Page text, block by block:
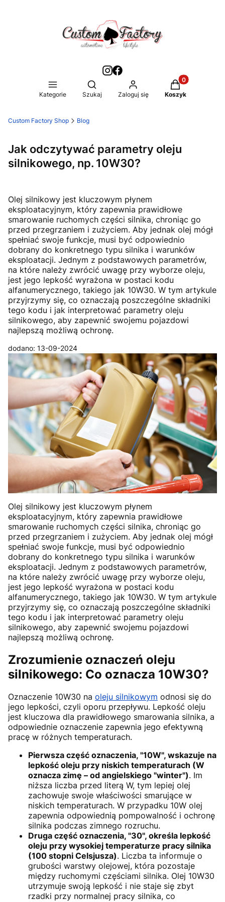
Kategorie
Otwórz wyszukiwarkę
Szukaj Zaloguj się
Produkty w
Koszyk
Custom Factory Shop Blog
Jak odczytywać parametry oleju
silnikowego, np. 10W30?
Olej silnikowy jest kluczowym płynem
eksploatacyjnym, który zapewnia prawidłowe
smarowanie ruchomych części silnika, chroniąc go
przed przegrzaniem i zużyciem. Aby jednak olej mógł
spełniać swoje funkcje, musi być odpowiednio
dobrany do konkretnego typu silnika i warunków
eksploatacji. Jednym z podstawowych parametrów,
na które należy zwrócić uwagę przy wyborze oleju,
jest jego lepkość wyrażona w postaci kodu
alfanumerycznego, takiego jak 10W30. W tym artykule
przyjrzymy się, co oznaczają poszczególne składniki
tego kodu i jak interpretować parametry oleju
silnikowego, aby zapewnić swojemu pojazdowi
najlepszą możliwą ochronę.
dodano: 13-09-2024
Olej silnikowy jest kluczowym płynem
eksploatacyjnym, który zapewnia prawidłowe
smarowanie ruchomych części silnika, chroniąc go
przed przegrzaniem i zużyciem. Aby jednak olej mógł
spełniać swoje funkcje, musi być odpowiednio
dobrany do konkretnego typu silnika i warunków
eksploatacji. Jednym z podstawowych parametrów,
na które należy zwrócić uwagę przy wyborze oleju,
jest jego lepkość wyrażona w postaci kodu
alfanumerycznego, takiego jak 10W30. W tym artykule
przyjrzymy się, co oznaczają poszczególne składniki
tego kodu i jak interpretować parametry oleju
silnikowego, aby zapewnić swojemu pojazdowi
najlepszą możliwą ochronę.
Zrozumienie oznaczeń oleju
silnikowego: Co oznacza 10W30?
Oznaczenie 10W30 na oleju silnikowym odnosi się do
jego lepkości, czyli oporu przepływu. Lepkość oleju
jest kluczowa dla prawidłowego smarowania silnika, a
odpowiednie oznaczenie zapewnia jego efektywną
pracę w różnych temperaturach.
Pierwsza część oznaczenia, "10W", wskazuje na
lepkość oleju przy niskich temperaturach (W
oznacza zimę – od angielskiego "winter"). Im
niższa liczba przed literą W, tym lepiej olej
zachowuje swoje właściwości smarujące w
niskich temperaturach. W przypadku 10W olej
zapewnia odpowiednią pompowalność i ochronę
silnika podczas zimnego rozruchu.
Druga część oznaczenia, "30", określa lepkość
oleju przy wysokiej temperaturze pracy silnika
(100 stopni Celsjusza). Liczba ta informuje o
grubości warstwy olejowej, która pozostaje
między ruchomymi częściami silnika. Olej 10W30
utrzymuje swoją lepkość i nie staje się zbyt
rzadki przy normalnej pracy silnika, co